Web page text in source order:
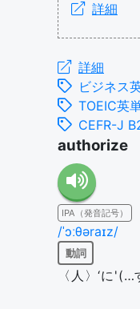
詳細
詳細
ビジネス
TOEIC英
CEFR-J
authorize
IPA（発音記号）
/ˈɔːθəraɪz/
動詞
〈人〉‘に